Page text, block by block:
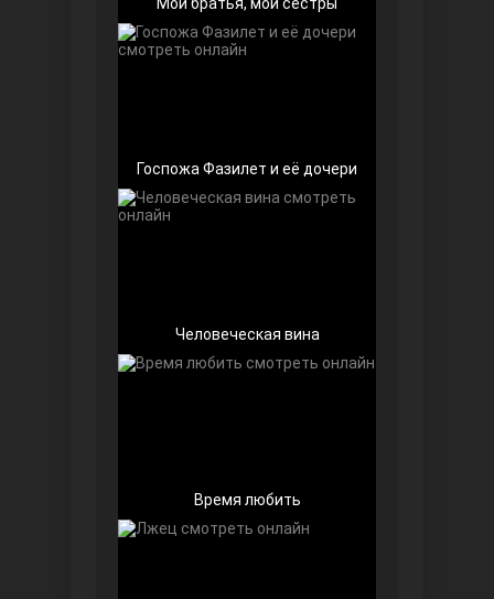
Чёрно-белая любовь
Девушка за стеклом
Госпожа Фазилет и её дочери
Человеческая вина
Время любить